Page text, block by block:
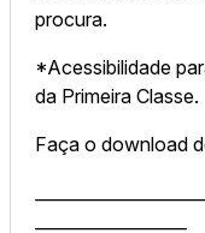
procura.
*Acessibilidade
da Primeira Classe.
Faça o download